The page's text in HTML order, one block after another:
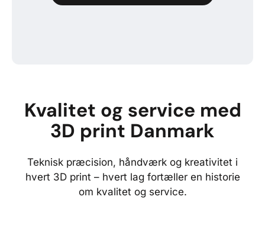
Kvalitet og service med
3D print Danmark
Teknisk præcision, håndværk og kreativitet i
hvert 3D print – hvert lag fortæller en historie
om kvalitet og service.